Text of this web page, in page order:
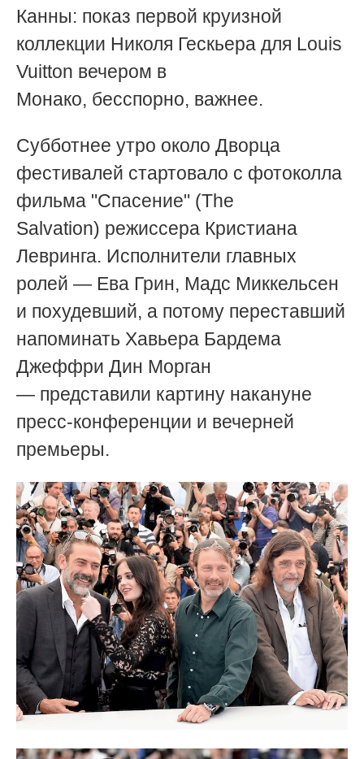
Канны: показ первой круизной
коллекции Николя Гескьера для Louis
Vuitton вечером в
Монако, бесспорно, важнее.
Субботнее утро около Дворца
фестивалей стартовало с фотоколла
фильма "Спасение" (The
Salvation) режиссера Кристиана
Левринга. Исполнители главных
ролей — Ева Грин, Мадс Миккельсен
и похудевший, а потому переставший
напоминать Хавьера Бардема
Джеффри Дин Морган
— представили картину накануне
пресс-конференции и вечерней
премьеры.